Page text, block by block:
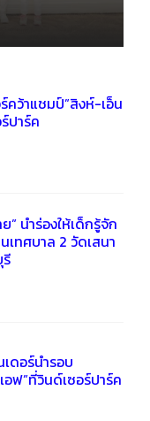
คว้าแชมป์”สิงห์-เอ็น
ปาร์ค
นำร่องให้เด็กรู้จัก
เทศบาล 2 วัดเสนา
เดอร์นำรอบ
อฟ”ที่วินด์เซอร์ปาร์ค